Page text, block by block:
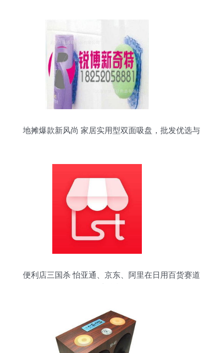
地摊爆款新风尚 家居实用型双面吸盘，批发优选与
便利店三国杀 怡亚通、京东、阿里在日用百货赛道